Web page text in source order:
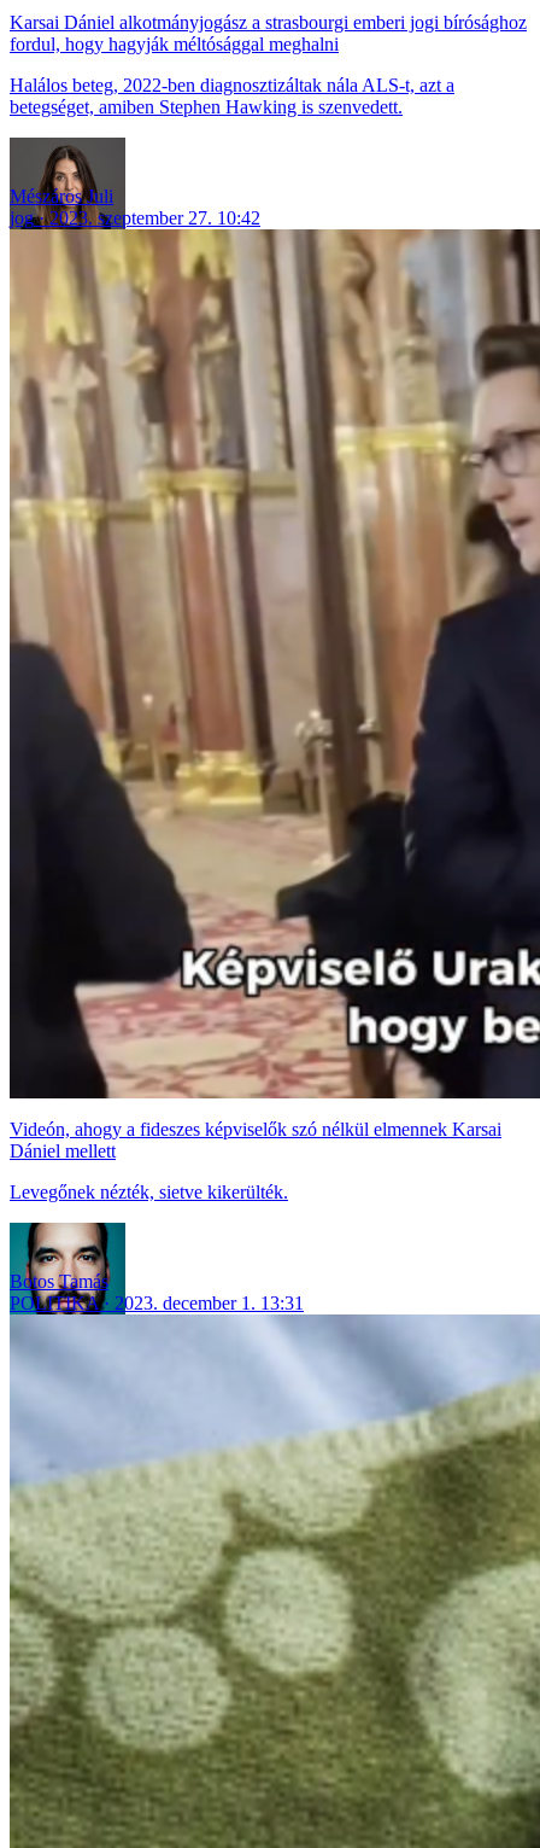
Karsai Dániel alkotmányjogász a strasbourgi emberi jogi bírósághoz
fordul, hogy hagyják méltósággal meghalni
Halálos beteg, 2022-ben diagnosztizáltak nála ALS-t, azt a
betegséget, amiben Stephen Hawking is szenvedett.
Mészáros Juli
jog
2023. szeptember 27. 10:42
Videón, ahogy a fideszes képviselők szó nélkül elmennek Karsai
Dániel mellett
Levegőnek nézték, sietve kikerülték.
Botos Tamás
POLITIKA
2023. december 1. 13:31